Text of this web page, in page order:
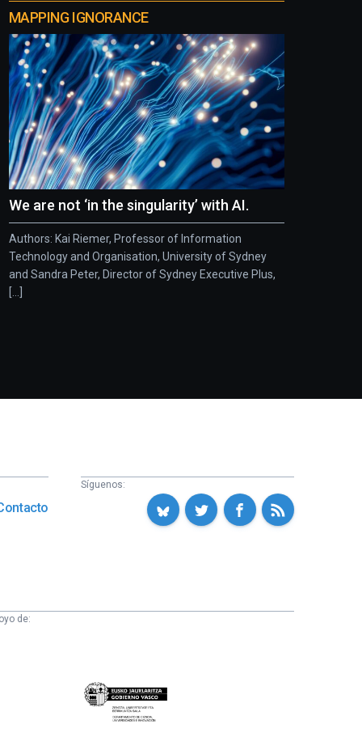
MAPPING IGNORANCE
We are not ‘in the singularity’ with AI.
Authors: Kai Riemer, Professor of Information
Technology and Organisation, University of Sydney
and Sandra Peter, Director of Sydney Executive Plus,
[...]
Síguenos:
de:
Eusko
Jaurlaritza